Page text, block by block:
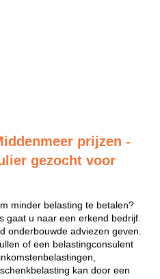
prijzen -
gezocht voor
minder belasting te betalen?
gaat u naar een erkend bedrijf.
onderbouwde adviezen geven.
of een belastingconsulent
kan door een